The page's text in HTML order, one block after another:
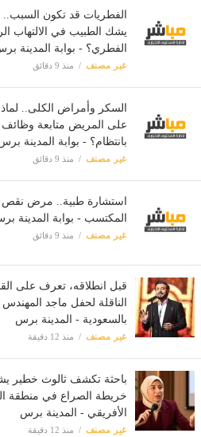
الفطريات قد تكون
يشك الطبيب في الالتهاب
الفطري؟ - بوابة المدينة
غير مصنف منذ 9 دقائق
السكر وأمراض الكلى..
على المريض متابعة وظائف
بانتظام؟ - بوابة المدينة
غير مصنف منذ 9 دقائق
استشارة طبية.. مرض نقص
المكتسب - بوابة المدينة
غير مصنف منذ 9 دقائق
قبل انطلاقه، تعرف على
الناقلة لحفل ماجد المهندس
بالسعودية - المدينة برس
غير مصنف منذ 12 دقيقة
باحثة تكشف ثالوث خطير
خريطة الصراع في منطقة
الأفريقي - المدينة برس
غير مصنف منذ 12 دقيقة